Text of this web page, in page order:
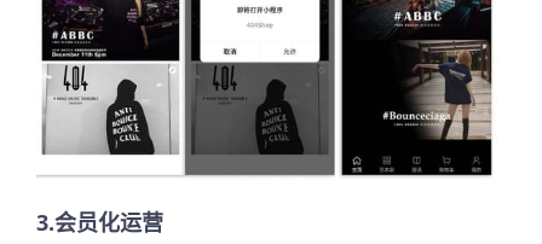
3.会员化运营